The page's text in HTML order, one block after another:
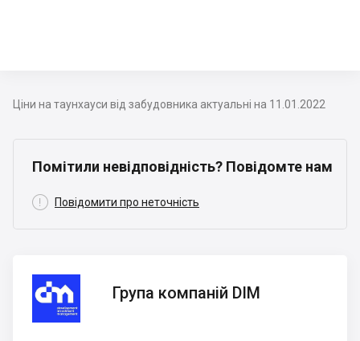
Ціни на таунхауси від забудовника актуальні на 11.01.2022
Помітили невідповідність? Повідомте нам
 Повідомити про неточність
Група
компаній
Група компаній DIM